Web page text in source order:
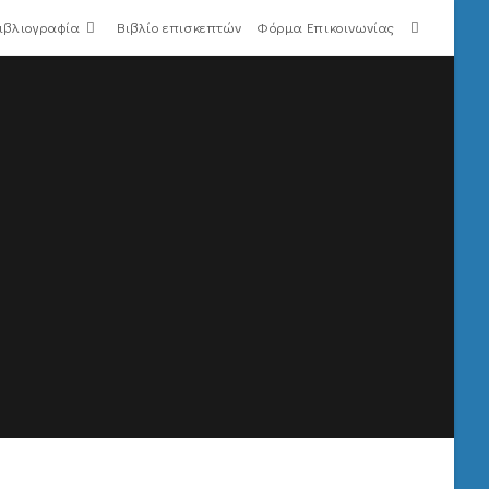
Βιβλίο επισκεπτών Φόρμα Επικοινωνίας